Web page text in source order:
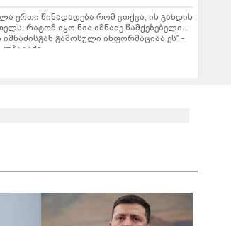
ერთი წინადადება რომ ვთქვა, ის გახდის
რატომ იყო ნია იმნაძე წამქეზებელი...
იმნაძისგან გამოსული ინფორმაციაა ეს" -
კუპატაძე
დაანთეს და გმირების ხსოვნას
მიაგეს: კადრები ადგილიდან